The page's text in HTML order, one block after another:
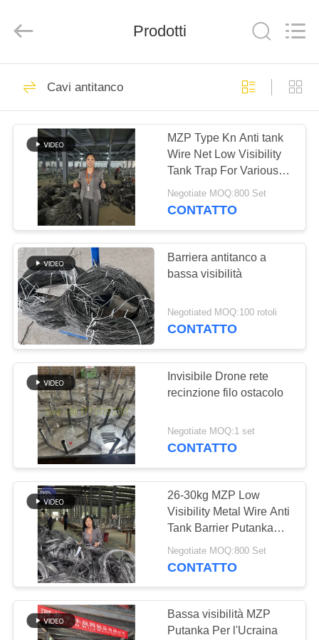
CASA.
PRODOTTI
SIAMO
VISITA
ALLA
FABBRICA
CONTROLLO
DI
QUALITÀ
CONTATTACI
NOTIZIE
CHIEDI UN
PREVENTIVO
MAPPA
DEL
SITO
Co.,
Reserved.
Barriera difensiva
301
Barriera militare
291
Barriere difensive
del bastione
Barriere riempite di
sabbia
112
Prodotti
Cavi antitanco
MZP Type Kn Anti tank
Wire Net Low Visibility
Tank Trap For Various
Terrains Vehicle
Immobilization Defense
Negotiate MOQ:800 Set
CONTATTO
Barriera antitanco a
bassa visibilità
Negotiated MOQ:100 rotoli
CONTATTO
Invisibile Drone rete
recinzione filo ostacolo
Negotiate MOQ:1 set
CONTATTO
26-30kg MZP Low
Visibility Metal Wire Anti
Tank Barrier Putanka
Mesh With 10*10**1.1-
1.4m For Covert Military
Negotiate MOQ:800 Set
CONTATTO
Bassa visibilità MZP
Putanka Per l'Ucraina